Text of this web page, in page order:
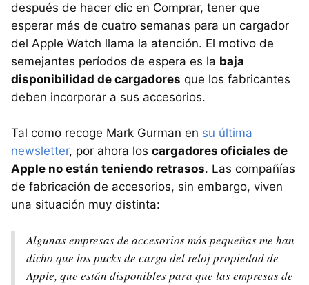
después de hacer clic en Comprar, tener que
esperar más de cuatro semanas para un cargador
del Apple Watch llama la atención. El motivo de
semejantes períodos de espera es la baja
disponibilidad de cargadores que los fabricantes
deben incorporar a sus accesorios.
Tal como recoge Mark Gurman en su última
newsletter, por ahora los cargadores oficiales de
Apple no están teniendo retrasos. Las compañías
de fabricación de accesorios, sin embargo, viven
una situación muy distinta:
Algunas empresas de accesorios más pequeñas me han
dicho que los pucks de carga del reloj propiedad de
Apple, que están disponibles para que las empresas de